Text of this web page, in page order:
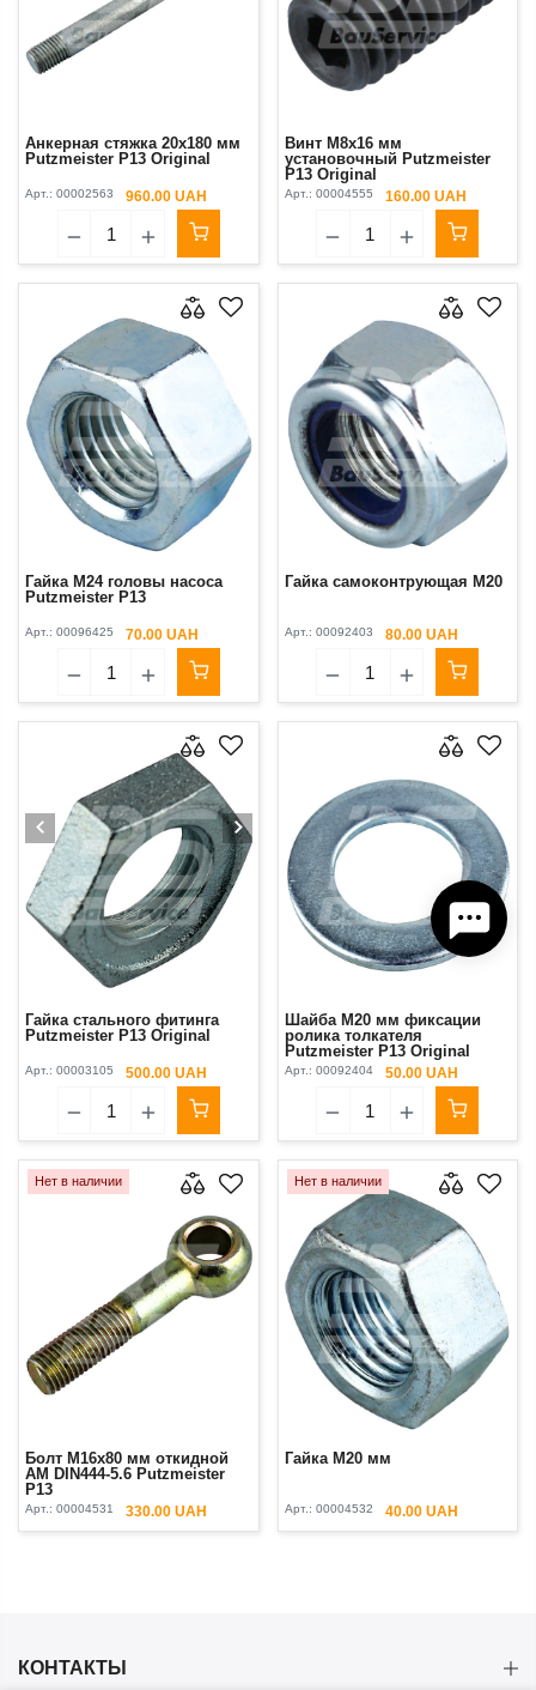
Анкерная стяжка 20х180 мм
Putzmeister P13 Original
Арт.: 00002563 960.00 UAH
Винт М8х16 мм
установочный Putzmeister
P13 Original
Арт.: 00004555 160.00 UAH
Гайка М24 головы насоса
Putzmeister P13
Арт.: 00096425 70.00 UAH
Гайка самоконтрующая М20
Арт.: 00092403 80.00 UAH
Гайка стального фитинга
Putzmeister P13 Original
Арт.: 00003105 500.00 UAH
Шайба М20 мм фиксации
ролика толкателя
Putzmeister P13 Original
Арт.: 00092404 50.00 UAH
Нет в наличии
Болт М16х80 мм откидной
AM DIN444-5.6 Putzmeister
P13
Арт.: 00004531 330.00 UAH
Нет в наличии
Гайка М20 мм
Арт.: 00004532 40.00 UAH
КОНТАКТЫ